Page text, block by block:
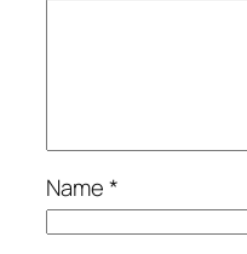
Name*